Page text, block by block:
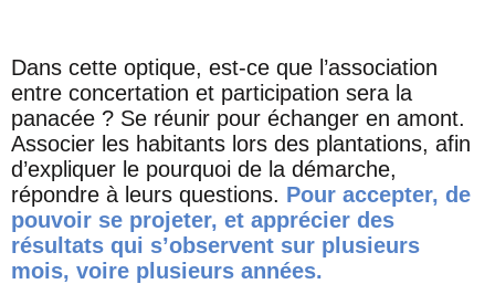
Dans cette optique, est-ce que l’association
entre concertation et participation sera la
panacée ? Se réunir pour échanger en amont.
Associer les habitants lors des plantations, afin
d’expliquer le pourquoi de la démarche,
répondre à leurs questions. Pour accepter, de
pouvoir se projeter, et apprécier des
résultats qui s’observent sur plusieurs
mois, voire plusieurs années.